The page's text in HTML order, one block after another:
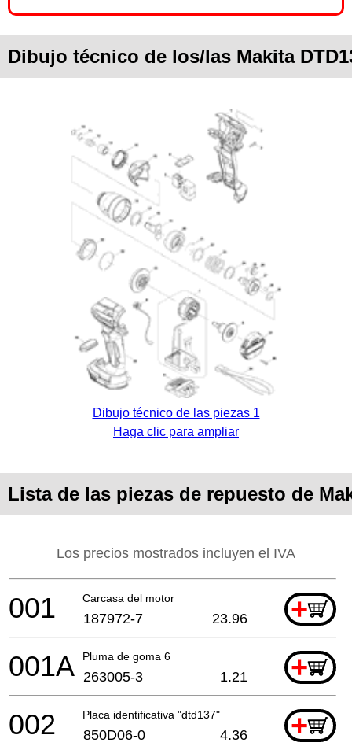
Dibujo técnico de los/las Makita
Dibujo técnico de las piezas 1
Haga clic para ampliar
Lista de las piezas de repuesto de
Los precios mostrados incluyen el IVA
Carcasa del motor +
001 187972-7 23.96
Pluma de goma 6 +
001A 263005-3 1.21
Placa identificativa "dtd137" +
002 850D06-0 4.36